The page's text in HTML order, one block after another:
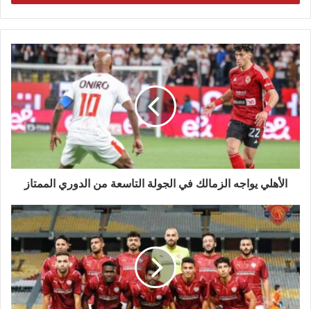
الأهلي يواجه الزمالك في الجولة التاسعة من الدوري الممتاز